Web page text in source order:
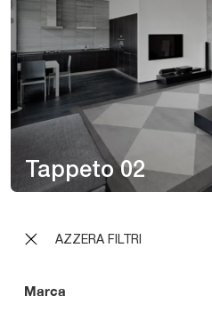
AZZERA FILTRI
Marca
Tappeto 02